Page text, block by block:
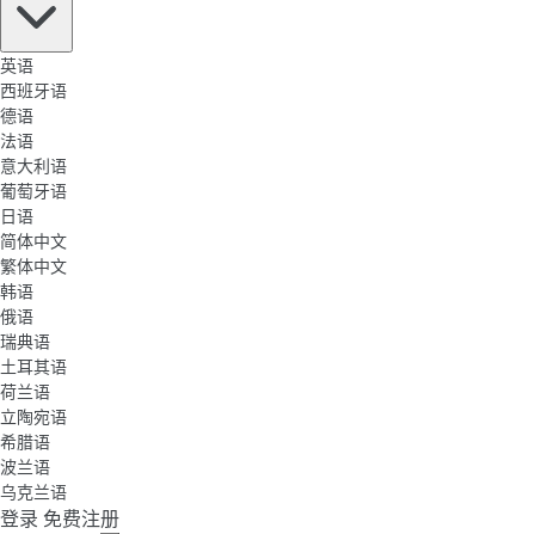
英语
西班牙语
德语
法语
意大利语
葡萄牙语
日语
简体中文
繁体中文
韩语
俄语
瑞典语
土耳其语
荷兰语
立陶宛语
希腊语
波兰语
乌克兰语
登录 免费注册